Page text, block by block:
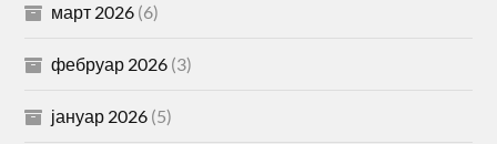
март 2026 (6)
фебруар 2026 (3)
јануар 2026 (5)